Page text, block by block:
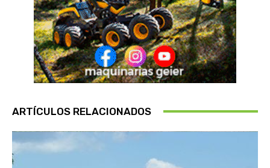
ARTÍCULOS RELACIONADOS